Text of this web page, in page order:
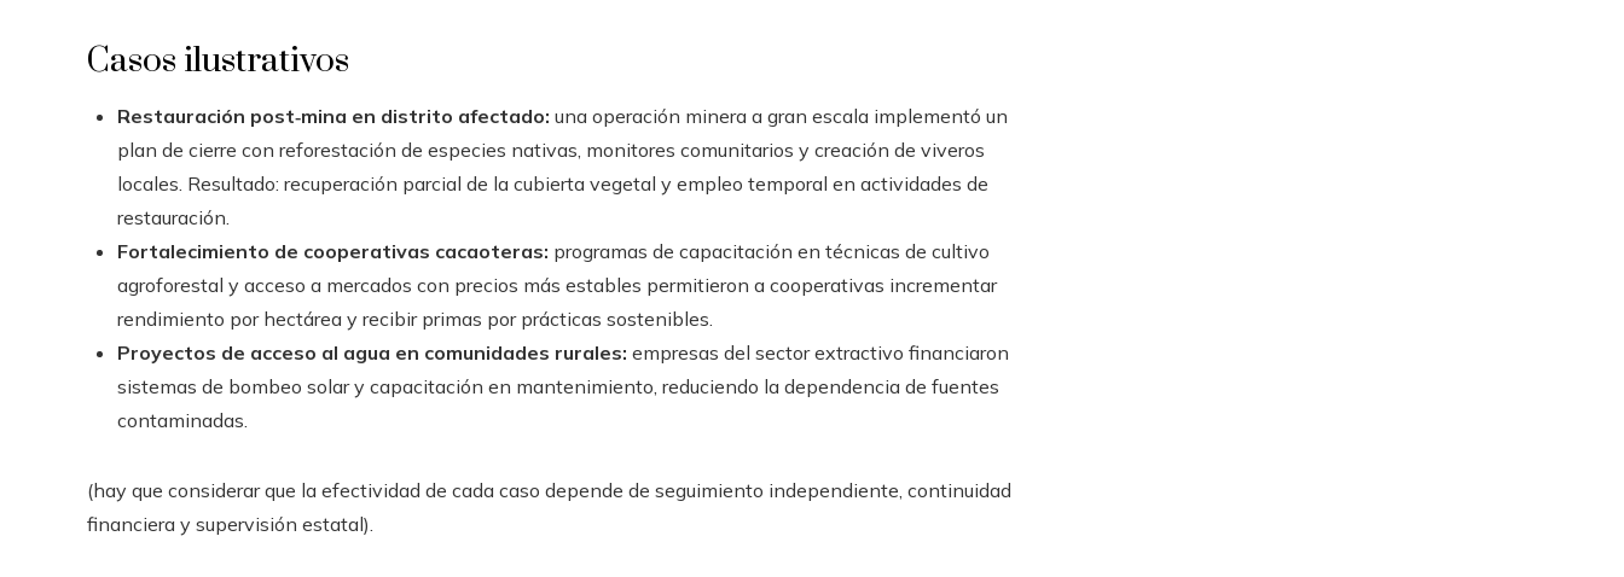
Casos ilustrativos
Restauración post‑mina en distrito afectado: una operación minera a gran escala implementó un
plan de cierre con reforestación de especies nativas, monitores comunitarios y creación de viveros
locales. Resultado: recuperación parcial de la cubierta vegetal y empleo temporal en actividades de
restauración.
Fortalecimiento de cooperativas cacaoteras: programas de capacitación en técnicas de cultivo
agroforestal y acceso a mercados con precios más estables permitieron a cooperativas incrementar
rendimiento por hectárea y recibir primas por prácticas sostenibles.
Proyectos de acceso al agua en comunidades rurales: empresas del sector extractivo financiaron
sistemas de bombeo solar y capacitación en mantenimiento, reduciendo la dependencia de fuentes
contaminadas.
(hay que considerar que la efectividad de cada caso depende de seguimiento independiente, continuidad
financiera y supervisión estatal).